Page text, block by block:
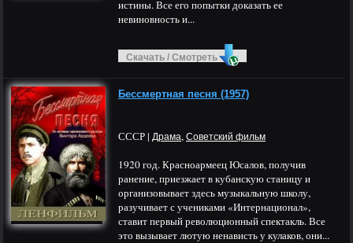
истины. Все его попытки доказать ее
невиновность и...
Скачать / Смотреть
Бессмертная песня (1957)
СССР | Драма, Советский фильм
1920 год. Красноармеец Юсалов, получив
ранение, приезжает в кубанскую станицу и
организовывает здесь музыкальную школу,
разучивает с учениками «Интернационал»,
ставит первый революционный спектакль. Все
это вызывает лютую ненависть у кулаков, они...